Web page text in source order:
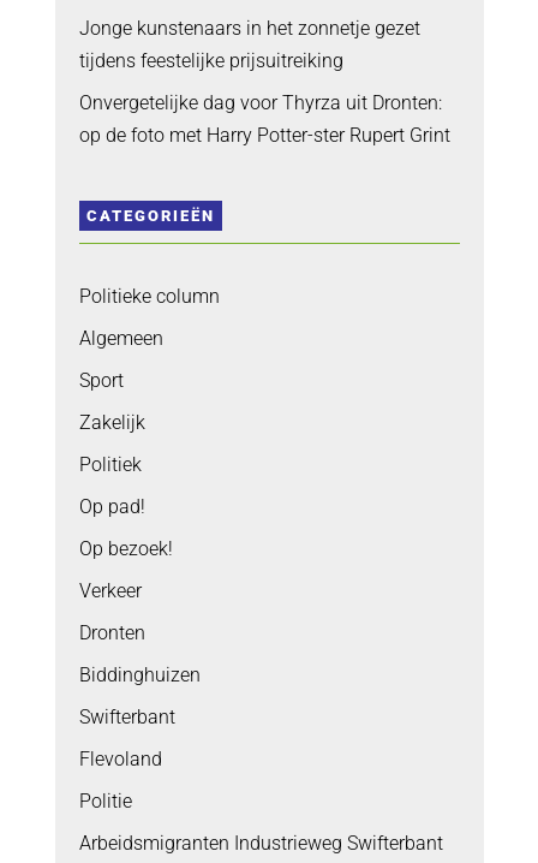
Jonge kunstenaars in het zonnetje gezet
tijdens feestelijke prijsuitreiking
Onvergetelijke dag voor Thyrza uit Dronten:
op de foto met Harry Potter-ster Rupert Grint
CATEGORIEËN
Politieke column
Algemeen
Sport
Zakelijk
Politiek
Op pad!
Op bezoek!
Verkeer
Dronten
Biddinghuizen
Swifterbant
Flevoland
Politie
Arbeidsmigranten Industrieweg Swifterbant